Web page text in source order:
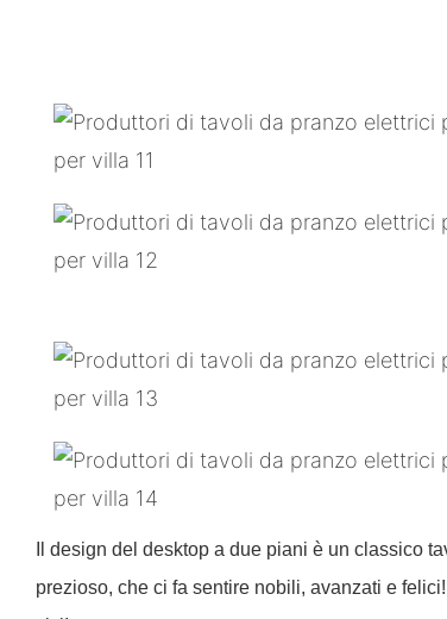
Il design del desktop a due piani è un classico
prezioso, che ci fa sentire nobili, avanzati e